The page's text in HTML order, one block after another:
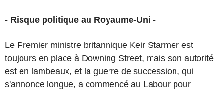
- Risque politique au Royaume-Uni -
Le Premier ministre britannique Keir Starmer est
toujours en place à Downing Street, mais son autorité
est en lambeaux, et la guerre de succession, qui
s'annonce longue, a commencé au Labour pour